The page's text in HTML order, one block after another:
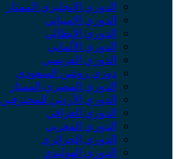
الدوري الإنجليزي الممتاز
الدوري الإسباني
الدوري الإيطالي
الدوري الألماني
الدوري الفرنسي
دوري روشن السعودي
الدوري المصري الممتاز
الدوري الأردني للمحترفين
الدوري العراقي
الدوري المغربي
الدوري الجزائري
الدوري الهولندي